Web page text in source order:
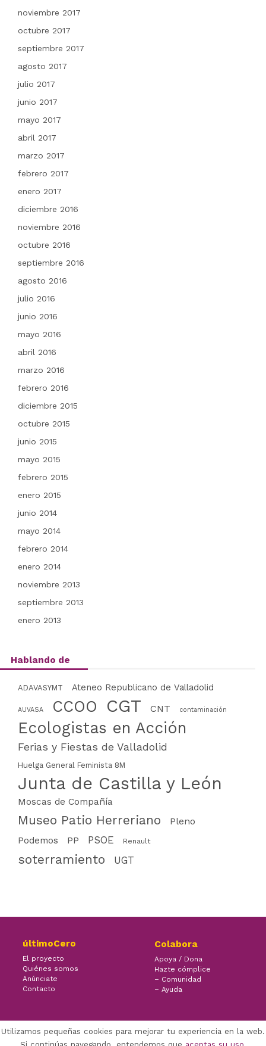
noviembre 2017
octubre 2017
septiembre 2017
agosto 2017
julio 2017
junio 2017
mayo 2017
abril 2017
marzo 2017
febrero 2017
enero 2017
diciembre 2016
noviembre 2016
octubre 2016
septiembre 2016
agosto 2016
julio 2016
junio 2016
mayo 2016
abril 2016
marzo 2016
febrero 2016
diciembre 2015
octubre 2015
junio 2015
mayo 2015
febrero 2015
enero 2015
junio 2014
mayo 2014
febrero 2014
enero 2014
noviembre 2013
septiembre 2013
enero 2013
Hablando de
ADAVASYMT Ateneo Republicano de Valladolid
AUVASA CCOO CGT CNT contaminación
Ecologistas en Acción
Ferias y Fiestas de Valladolid
Huelga General Feminista 8M
Junta de Castilla y León
Moscas de Compañía
Museo Patio Herreriano
Pleno
Podemos
PP PSOE Renault
soterramiento UGT
últimoCero
El proyecto
Quiénes somos
Anúnciate
Contacto
Colabora
Apoya / Dona
Hazte cómplice
– Comunidad
– Ayuda
Facebook Twitter Youtube
Utilizamos pequeñas cookies para mejorar tu experiencia en la web.